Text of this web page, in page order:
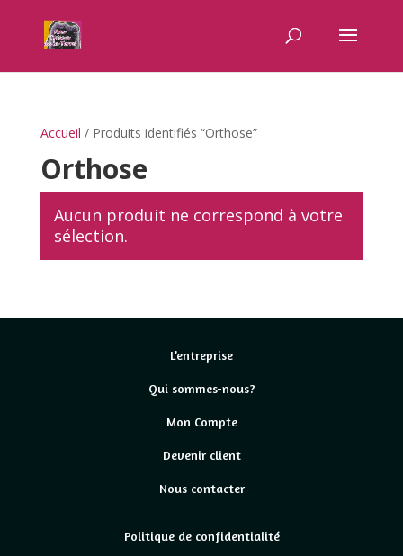
Accueil / Produits identifiés “Orthose”
Orthose
Aucun produit ne correspond à votre
sélection.
L’entreprise
Qui sommes-nous?
Mon Compte
Devenir client
Nous contacter
Politique de confidentialité